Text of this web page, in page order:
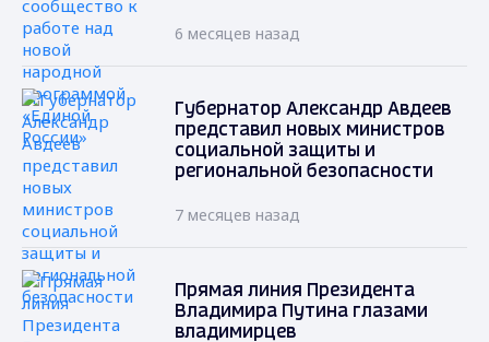
6 месяцев назад
Губернатор Александр Авдеев
представил новых министров
социальной защиты и
региональной безопасности
7 месяцев назад
Прямая линия Президента
Владимира Путина глазами
владимирцев